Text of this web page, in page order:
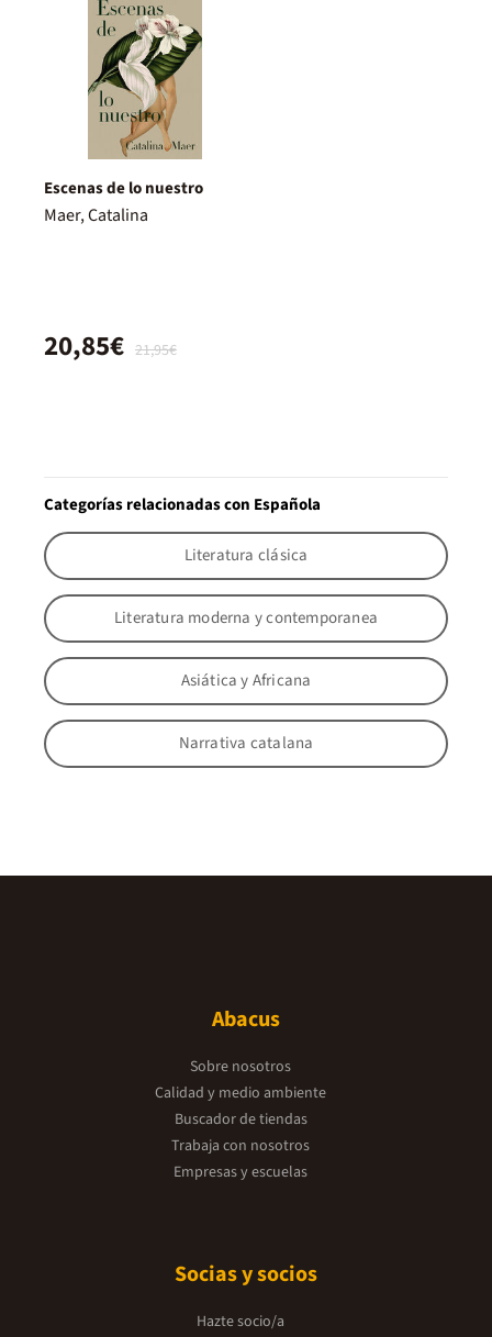
Escenas de lo nuestro
Maer, Catalina
21,95€
20,85€
Categorías relacionadas con Española
Literatura clásica
Literatura moderna y contemporanea
Asiática y Africana
Narrativa catalana
Abacus
Sobre nosotros
Calidad y medio ambiente
Buscador de tiendas
Trabaja con nosotros
Empresas y escuelas
Socias y socios
Hazte socio/a